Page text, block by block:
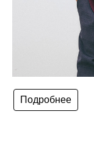
Подробнее